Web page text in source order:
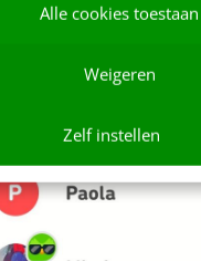
Alle cookies toestaan
Weigeren
Zelf instellen